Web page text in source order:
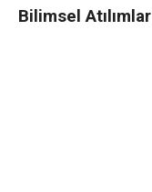
Bilimsel Atılımlar